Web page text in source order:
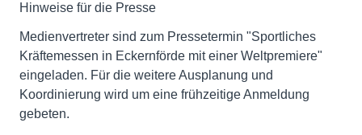
Hinweise für die Presse
Medienvertreter sind zum Pressetermin "Sportliches
Kräftemessen in Eckernförde mit einer Weltpremiere"
eingeladen. Für die weitere Ausplanung und
Koordinierung wird um eine frühzeitige Anmeldung
gebeten.